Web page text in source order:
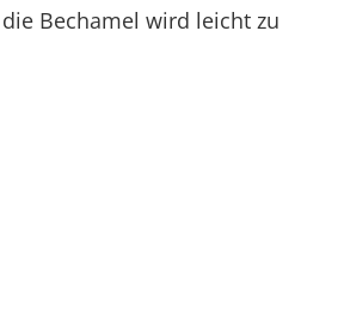
Bechamel wird leicht zu